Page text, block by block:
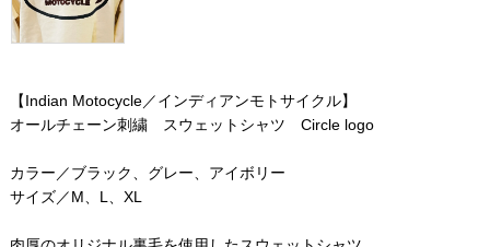
【Indian Motocycle／インディアンモトサイクル】
オールチェーン刺繍 スウェットシャツ Circle logo
カラー／ブラック、グレー、アイボリー
サイズ／M、L、XL